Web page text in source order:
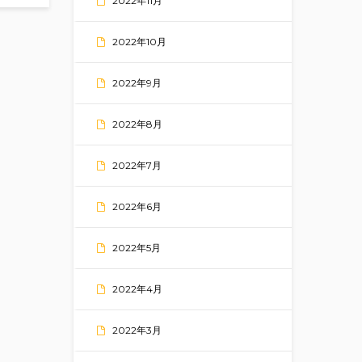
2022年10月
2022年9月
2022年8月
2022年7月
2022年6月
2022年5月
2022年4月
2022年3月